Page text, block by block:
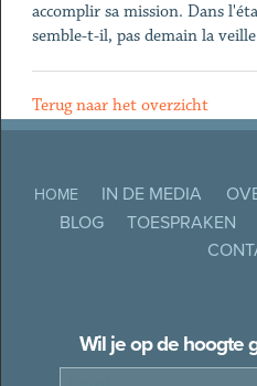
accomplir sa mission. Dans
semble-t-il, pas demain la
Terug naar het overzicht
HOME IN DE MEDIA
BLOG
TOESPRAKEN
Wil je op de hoogte